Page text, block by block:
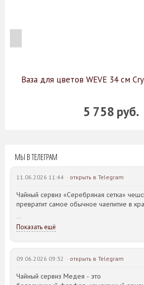
Ваза для цветов WEVE 34 см
5 758 руб.
МЫ В ТЕЛЕГРАМ
11.06.2026 11:44 · открыть в Telegram
Чайный сервиз «Серебряная сетка»
превратит самое обычное
Белоснежный фарфор с графичным
орнаментом выглядит благородно и
Лаконичный рисунок в виде ромбов и
чайника, чашек и других предметов
гармонии и безупречного вкуса.
так и уютных семейных встреч.
Показать ещё
09.06.2026 09:32 · открыть в Telegram
Чайный сервиз Медея - это